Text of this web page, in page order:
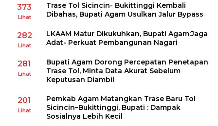
373
Lihat
Trase Tol Sicincin- Bukittinggi Kembali
Dibahas, Bupati Agam Usulkan Jalur Bypass
282
Lihat
LKAAM Matur Dikukuhkan, Bupati Agam:Jaga
Adat- Perkuat Pembangunan Nagari
281
Lihat
Bupati Agam Dorong Percepatan Penetapan
Trase Tol, Minta Data Akurat Sebelum
Keputusan Diambil
201
Lihat
Pemkab Agam Matangkan Trase Baru Tol
Sicincin–Bukittinggi, Bupati : Dampak
Sosialnya Lebih Kecil